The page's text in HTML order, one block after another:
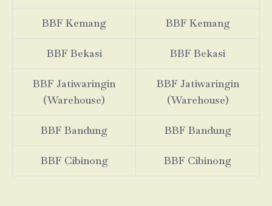
BBF Kemang BBF Kemang
BBF Bekasi BBF Bekasi
BBF Jatiwaringin
(Warehouse)
BBF Jatiwaringin
(Warehouse)
BBF Bandung BBF Bandung
BBF Cibinong BBF Cibinong